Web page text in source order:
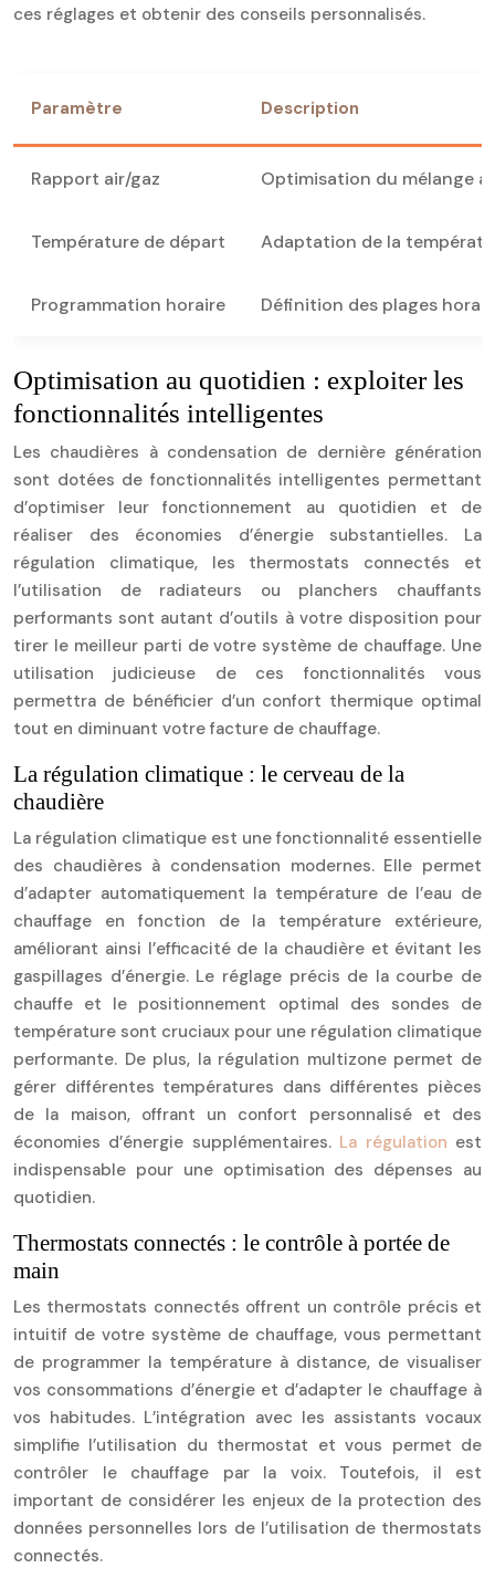
ces réglages et obtenir des conseils personnalisés.
Paramètre Description
Rapport air/gaz Optimisation du mélange
Température de départ Adaptation de la
Programmation horaire Définition des plages
Optimisation au quotidien : exploiter les
fonctionnalités intelligentes
Les chaudières à condensation de dernière génération
sont dotées de fonctionnalités intelligentes permettant
d’optimiser leur fonctionnement au quotidien et de
réaliser des économies d’énergie substantielles. La
régulation climatique, les thermostats connectés et
l’utilisation de radiateurs ou planchers chauffants
performants sont autant d’outils à votre disposition pour
tirer le meilleur parti de votre système de chauffage. Une
utilisation judicieuse de ces fonctionnalités vous
permettra de bénéficier d’un confort thermique optimal
tout en diminuant votre facture de chauffage.
La régulation climatique : le cerveau de la
chaudière
La régulation climatique est une fonctionnalité essentielle
des chaudières à condensation modernes. Elle permet
d’adapter automatiquement la température de l’eau de
chauffage en fonction de la température extérieure,
améliorant ainsi l’efficacité de la chaudière et évitant les
gaspillages d’énergie. Le réglage précis de la courbe de
chauffe et le positionnement optimal des sondes de
température sont cruciaux pour une régulation climatique
performante. De plus, la régulation multizone permet de
gérer différentes températures dans différentes pièces
de la maison, offrant un confort personnalisé et des
économies d’énergie supplémentaires. La régulation est
indispensable pour une optimisation des dépenses au
quotidien.
Thermostats connectés : le contrôle à portée de
main
Les thermostats connectés offrent un contrôle précis et
intuitif de votre système de chauffage, vous permettant
de programmer la température à distance, de visualiser
vos consommations d’énergie et d’adapter le chauffage à
vos habitudes. L’intégration avec les assistants vocaux
simplifie l’utilisation du thermostat et vous permet de
contrôler le chauffage par la voix. Toutefois, il est
important de considérer les enjeux de la protection des
données personnelles lors de l’utilisation de thermostats
connectés.